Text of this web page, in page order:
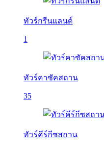
ทัวร์กรีนแลนด์
1
ทัวร์คาซัคสถาน
35
ทัวร์คีร์กีซสถาน